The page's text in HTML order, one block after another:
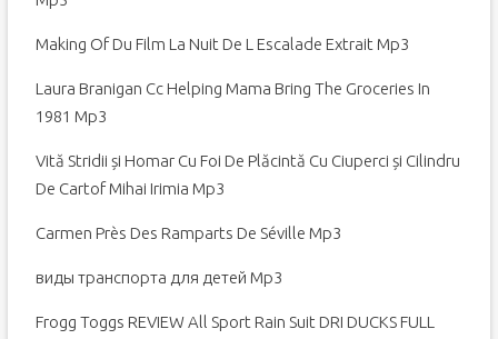
Making Of Du Film La Nuit De L Escalade Extrait Mp3
Laura Branigan Cc Helping Mama Bring The Groceries In
1981 Mp3
Vită Stridii și Homar Cu Foi De Plăcintă Cu Ciuperci și Cilindru
De Cartof Mihai Irimia Mp3
Carmen Près Des Ramparts De Séville Mp3
виды транспорта для детей Mp3
Frogg Toggs REVIEW All Sport Rain Suit DRI DUCKS FULL